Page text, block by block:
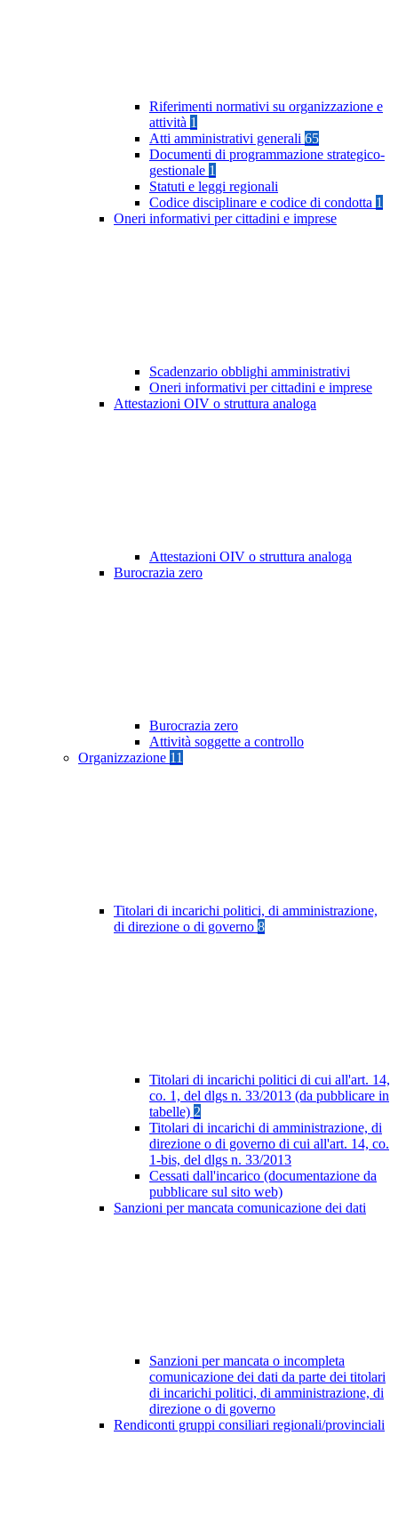
Riferimenti normativi su organizzazione e
attività 1
Atti amministrativi generali 65
Documenti di programmazione strategico-
gestionale 1
Statuti e leggi regionali
Codice disciplinare e codice di condotta 1
Oneri informativi per cittadini e imprese
Scadenzario obblighi amministrativi
Oneri informativi per cittadini e imprese
Attestazioni OIV o struttura analoga
Attestazioni OIV o struttura analoga
Burocrazia zero
Burocrazia zero
Attività soggette a controllo
Organizzazione 11
Titolari di incarichi politici, di amministrazione,
di direzione o di governo 8
Titolari di incarichi politici di cui all'art. 14,
co. 1, del dlgs n. 33/2013 (da pubblicare in
tabelle) 2
Titolari di incarichi di amministrazione, di
direzione o di governo di cui all'art. 14, co.
1-bis, del dlgs n. 33/2013
Cessati dall'incarico (documentazione da
pubblicare sul sito web)
Sanzioni per mancata comunicazione dei dati
Sanzioni per mancata o incompleta
comunicazione dei dati da parte dei titolari
di incarichi politici, di amministrazione, di
direzione o di governo
Rendiconti gruppi consiliari regionali/provinciali